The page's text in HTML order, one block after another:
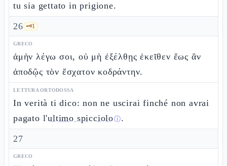
tu sia gettato in prigione.
26 🗝️1
GRECO
ἀμὴν λέγω σοι, οὐ μὴ ἐξέλθῃς ἐκεῖθεν ἕως ἂν
ἀποδῷς τὸν ἔσχατον κοδράντην.
LETTURA ORTODOSSA
In verità ti dico: non ne uscirai finché non avrai
pagato l'ultimo spiccioloⓘ.
27
GRECO